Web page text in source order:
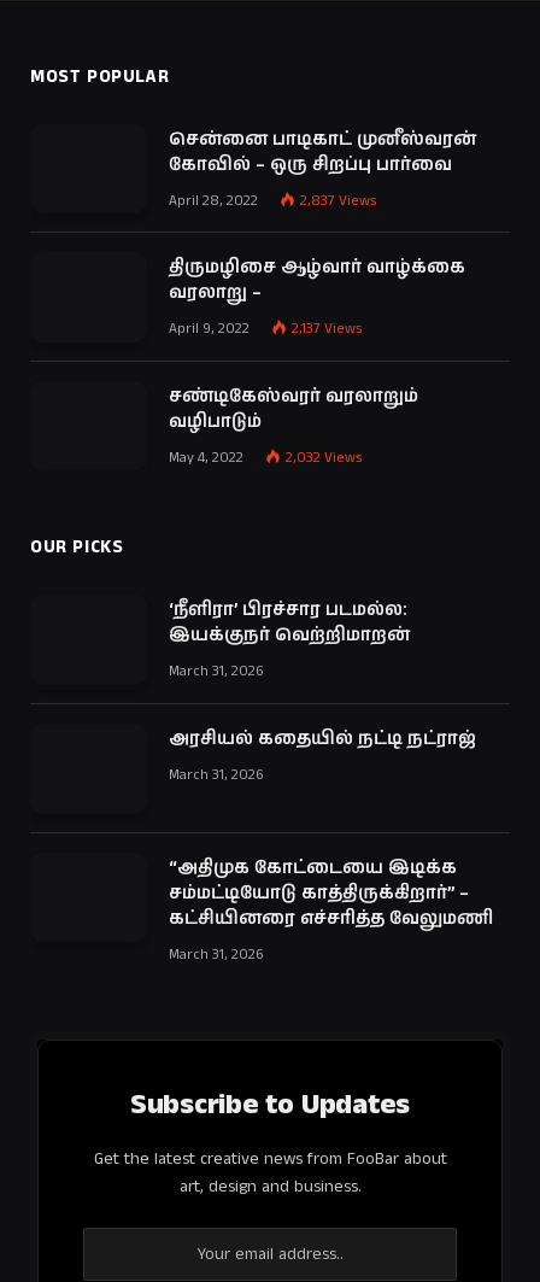
MOST POPULAR
சென்னை பாடிகாட் முனீஸ்வரன்
கோவில் – ஒரு சிறப்பு பார்வை
April 28, 2022 2,837 Views
திருமழிசை ஆழ்வார் வாழ்க்கை
வரலாறு –
April 9, 2022 2,137 Views
சண்டிகேஸ்வரர் வரலாறும்
வழிபாடும்
May 4, 2022 2,032 Views
OUR PICKS
‘நீளிரா’ பிரச்சார படமல்ல:
இயக்குநர் வெற்றிமாறன்
March 31, 2026
அரசியல் கதையில் நட்டி நட்ராஜ்
March 31, 2026
“அதிமுக கோட்டையை இடிக்க
சம்மட்டியோடு காத்திருக்கிறார்” –
கட்சியினரை எச்சரித்த வேலுமணி
March 31, 2026
Subscribe to Updates
Get the latest creative news from FooBar about
art, design and business.